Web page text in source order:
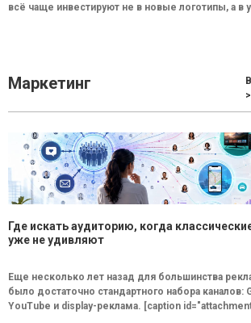
всё чаще инвестируют не в новые логотипы, а в
Маркетинг
Где искать аудиторию, когда
уже не удивляют
Еще несколько лет назад для большинства
было достаточно стандартного набора каналов:
YouTube и display-реклама. [caption